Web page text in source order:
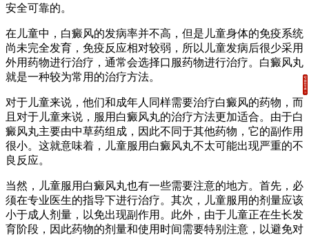
安全可靠的。
在儿童中，白癜风的发病率并不高，但是儿童身体的免疫系统
尚未完全发育，免疫反应相对较弱，所以儿童发病后很少采用
外用药物进行治疗，通常会选择口服药物进行治疗。白癜风丸
就是一种较为常用的治疗方法。
对于儿童来说，他们和成年人同样需要治疗白癜风的药物，而
且对于儿童来说，服用白癜风丸的治疗方法更加适合。由于白
癜风丸主要由中草药组成，因此不同于其他药物，它的副作用
很小。这就意味着，儿童服用白癜风丸不太可能出现严重的不
良反应。
当然，儿童服用白癜风丸也有一些需要注意的地方。首先，必
须在专业医生的指导下进行治疗。其次，儿童服用的剂量应该
小于成人剂量，以免出现副作用。此外，由于儿童正在生长发
育阶段，因此药物的剂量和使用时间需要特别注意，以避免对